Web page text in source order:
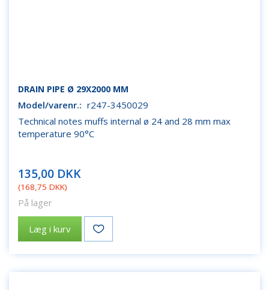
DRAIN PIPE Ø 29X2000 MM
Model/varenr.: r247-3450029
Technical notes muffs internal ø 24 and 28 mm max
temperature 90°C
135,00 DKK
(168,75 DKK)
På lager
Læg i kurv